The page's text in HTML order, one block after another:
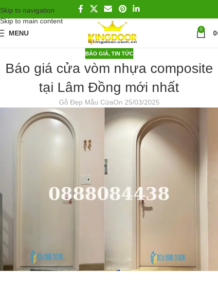
Skip to navigation
Skip to main content
MENU
0 0
BÁO GIÁ, TIN TỨC
Báo giá cửa vòm nhựa composite
tại Lâm Đồng mới nhất
Gỗ Đẹp Mẫu CửaOn 25/03/2025